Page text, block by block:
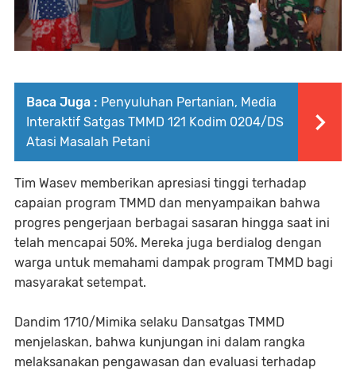
Baca Juga : Penyuluhan Pertanian, Media
Interaktif Satgas TMMD 121 Kodim 0204/DS
Atasi Masalah Petani
Tim Wasev memberikan apresiasi tinggi terhadap
capaian program TMMD dan menyampaikan bahwa
progres pengerjaan berbagai sasaran hingga saat ini
telah mencapai 50%. Mereka juga berdialog dengan
warga untuk memahami dampak program TMMD bagi
masyarakat setempat.
Dandim 1710/Mimika selaku Dansatgas TMMD
menjelaskan, bahwa kunjungan ini dalam rangka
melaksanakan pengawasan dan evaluasi terhadap